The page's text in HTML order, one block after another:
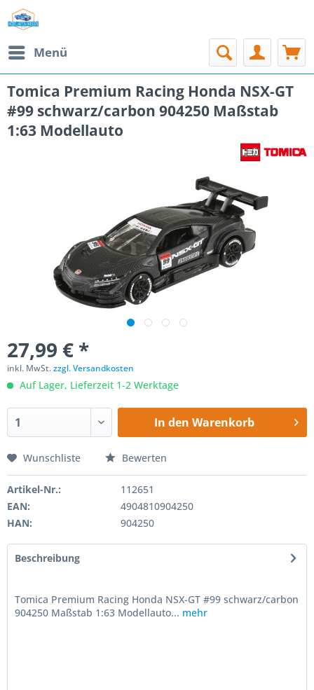
Menü
Tomica Premium Racing Honda NSX-GT
#99 schwarz/carbon 904250 Maßstab
1:63 Modellauto
27,99 € *
inkl. MwSt.zzgl. Versandkosten
Auf Lager, Lieferzeit 1-2 Werktage
In den Warenkorb
Wunschliste Bewerten
Artikel-Nr.:
112651
EAN:
4904810904250
HAN:
904250
Beschreibung
Tomica Premium Racing Honda NSX-GT #99 schwarz/carbon
904250 Maßstab 1:63 Modellauto... mehr